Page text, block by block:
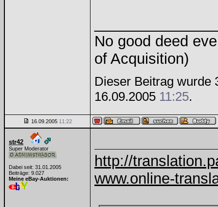
No good deed
of Acquisition)
Dieser Beitrag wurde
16.09.2005 11:25.
16.09.2005 11:22
str42
Super Moderator
Dabei seit: 31.01.2005
Beiträge: 9.027
Meine eBay-Auktionen:
http://
www.online-